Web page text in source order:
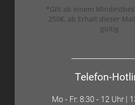
*Gilt ab einem
250€, ab Erhalt dieser
gültig
Telefon-
Mo - Fr: 8:30 - 12 Uhr |